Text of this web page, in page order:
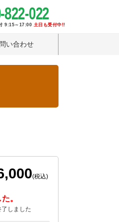
822-022
9:15～17:00 土日も受付中!!
い合わせ
(税込)
。
しました